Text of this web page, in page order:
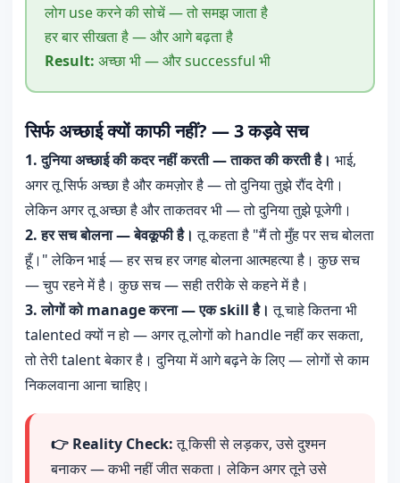
लोग use करने की सोचें — तो समझ जाता है
हर बार सीखता है — और आगे बढ़ता है
Result: अच्छा भी — और successful भी
सिर्फ अच्छाई क्यों काफी नहीं? — 3 कड़वे सच
1. दुनिया अच्छाई की कदर नहीं करती — ताकत की करती है। भाई,
अगर तू सिर्फ अच्छा है और कमज़ोर है — तो दुनिया तुझे रौंद देगी।
लेकिन अगर तू अच्छा है और ताकतवर भी — तो दुनिया तुझे पूजेगी।
2. हर सच बोलना — बेवकूफी है। तू कहता है "मैं तो मुँह पर सच बोलता
हूँ।" लेकिन भाई — हर सच हर जगह बोलना आत्महत्या है। कुछ सच
— चुप रहने में है। कुछ सच — सही तरीके से कहने में है।
3. लोगों को manage करना — एक skill है। तू चाहे कितना भी
talented क्यों न हो — अगर तू लोगों को handle नहीं कर सकता,
तो तेरी talent बेकार है। दुनिया में आगे बढ़ने के लिए — लोगों से काम
निकलवाना आना चाहिए।
👉 Reality Check:तू किसी से लड़कर, उसे दुश्मन
बनाकर — कभी नहीं जीत सकता। लेकिन अगर तूने उसे